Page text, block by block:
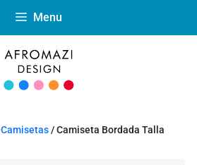
Menu
Camisetas/ Camiseta Bordada Talla